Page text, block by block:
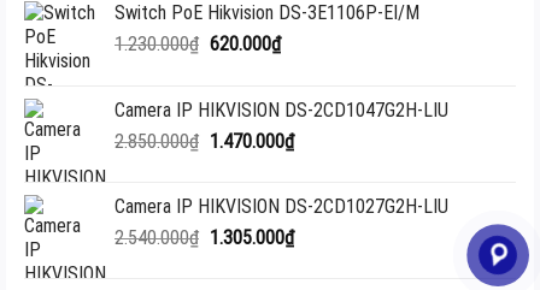
Switch PoE Hikvision DS-3E1106P-EI/M
1.230.000₫ Giá
1.230.000₫.
620.000₫Giá
là:
620.000₫.
Camera IP HIKVISION DS-2CD1047G2H-LIU
2.850.000₫ Giá
2.850.000₫.
1.470.000₫Giá
là:
1.470.000₫.
Camera IP HIKVISION DS-2CD1027G2H-LIU
2.540.000₫ Giá
1.305.000₫Giá